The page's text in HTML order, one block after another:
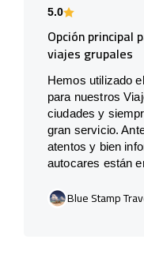
5.0
Opción principal
viajes grupales
Hemos utilizado
para nuestros
ciudades y
gran servicio.
atentos y bien
autocares están
Blue Stamp